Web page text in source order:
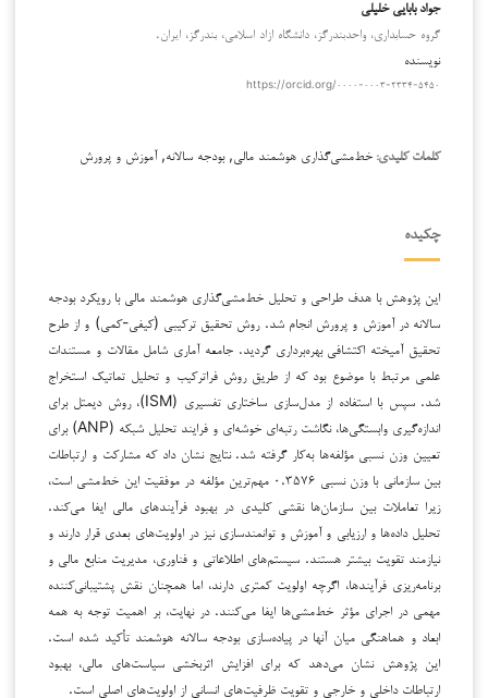
جواد بابایی خلیلی
گروه حسابداری، واحدبندرگز، دانشگاه ازاد اسلامی، بندرگز، ایران.
نویسنده
https://orcid.org/۰۰۰۰-۰۰۰۳-۲۳۳۴-۵۴۵۰
کلمات کلیدی: خط‌مشی‌گذاری هوشمند مالی, بودجه سالانه, آموزش و پرورش
چکیده
این پژوهش با هدف طراحی و تحلیل خط‌مشی‌گذاری هوشمند مالی با رویکرد بودجه
سالانه در آموزش و پرورش انجام شد. روش تحقیق ترکیبی (کیفی-کمی) و از طرح
تحقیق آمیخته اکتشافی بهره‌برداری گردید. جامعه آماری شامل مقالات و مستندات
علمی مرتبط با موضوع بود که از طریق روش فراترکیب و تحلیل تماتیک استخراج
شد. سپس با استفاده از مدل‌سازی ساختاری تفسیری (ISM)، روش دیمتل برای
اندازه‌گیری وابستگی‌ها، نگاشت رتبه‌ای خوشه‌ای و فرایند تحلیل شبکه (ANP) برای
تعیین وزن نسبی مؤلفه‌ها به‌کار گرفته شد. نتایج نشان داد که مشارکت و ارتباطات
بین سازمانی با وزن نسبی ۰.۳۵۷۶ مهم‌ترین مؤلفه در موفقیت این خط‌مشی است،
زیرا تعاملات بین سازمان‌ها نقشی کلیدی در بهبود فرآیندهای مالی ایفا می‌کند.
تحلیل داده‌ها و ارزیابی و آموزش و توانمندسازی نیز در اولویت‌های بعدی قرار دارند و
نیازمند تقویت بیشتر هستند. سیستم‌های اطلاعاتی و فناوری، مدیریت منابع مالی و
برنامه‌ریزی فرآیندها، اگرچه اولویت کمتری دارند، اما همچنان نقش پشتیبانی‌کننده
مهمی در اجرای مؤثر خط‌مشی‌ها ایفا می‌کنند. در نهایت، بر اهمیت توجه به همه
ابعاد و هماهنگی میان آنها در پیاده‌سازی بودجه سالانه هوشمند تأکید شده است.
این پژوهش نشان می‌دهد که برای افزایش اثربخشی سیاست‌های مالی، بهبود
ارتباطات داخلی و خارجی و تقویت ظرفیت‌های انسانی از اولویت‌های اصلی است.